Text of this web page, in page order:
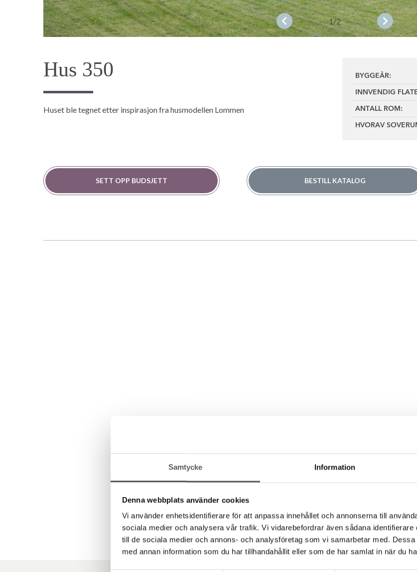
Samtycke Information
Denna webbplats använder cookies
Vi använder enhetsidentifierare för att anpassa innehållet och annonserna till
sociala medier och analysera vår trafik. Vi vidarebefordrar även sådana identifierare
till de sociala medier och annons- och analysföretag som vi samarbetar med.
med annan information som du har tillhandahållit eller som de har samlat in när du
1/2
Hus 350
Huset ble tegnet etter inspirasjon fra husmodellen Lommen
BYGGEÅR:
INNVENDIG
ANTALL ROM:
HVORAV
SETT OPP BUDSJETT BESTILL KATALOG